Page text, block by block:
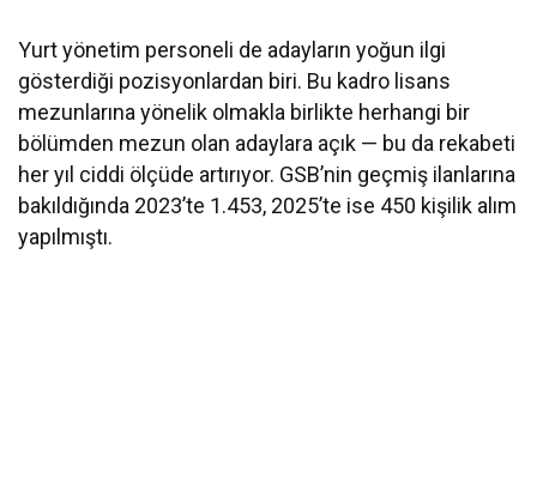
Yurt yönetim personeli de adayların yoğun ilgi
gösterdiği pozisyonlardan biri. Bu kadro lisans
mezunlarına yönelik olmakla birlikte herhangi bir
bölümden mezun olan adaylara açık — bu da rekabeti
her yıl ciddi ölçüde artırıyor. GSB’nin geçmiş ilanlarına
bakıldığında 2023’te 1.453, 2025’te ise 450 kişilik alım
yapılmıştı.